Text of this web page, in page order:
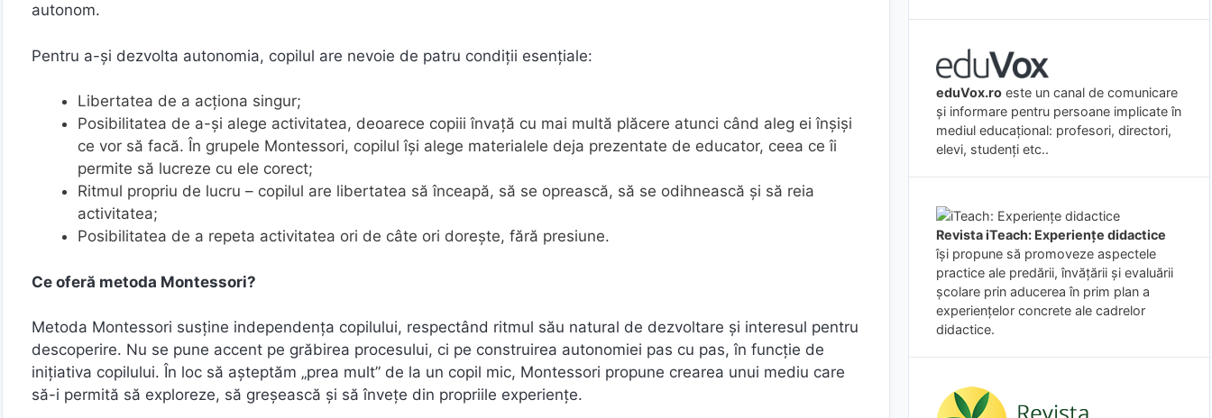
autonom.
Pentru a-și dezvolta autonomia, copilul are nevoie de patru condiții esențiale:
Libertatea de a acționa singur;
Posibilitatea de a-și alege activitatea, deoarece copiii învață cu mai multă plăcere atunci când aleg ei înșiși
ce vor să facă. În grupele Montessori, copilul își alege materialele deja prezentate de educator, ceea ce îi
permite să lucreze cu ele corect;
Ritmul propriu de lucru – copilul are libertatea să înceapă, să se oprească, să se odihnească și să reia
activitatea;
Posibilitatea de a repeta activitatea ori de câte ori dorește, fără presiune.
Ce oferă metoda Montessori?
Metoda Montessori susține independența copilului, respectând ritmul său natural de dezvoltare și interesul pentru
descoperire. Nu se pune accent pe grăbirea procesului, ci pe construirea autonomiei pas cu pas, în funcție de
inițiativa copilului. În loc să așteptăm „prea mult” de la un copil mic, Montessori propune crearea unui mediu care
să-i permită să exploreze, să greșească și să învețe din propriile experiențe.
eduVox.ro este un canal de comunicare
și informare pentru persoane implicate în
mediul educațional: profesori, directori,
elevi, studenți etc..
Revista iTeach: Experienţe didactice
îşi propune să promoveze aspectele
practice ale predării, învăţării şi evaluării
şcolare prin aducerea în prim plan a
experienţelor concrete ale cadrelor
didactice.